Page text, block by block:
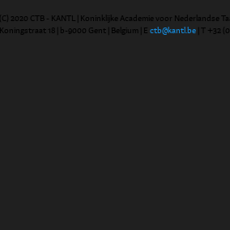
(C) 2020 CTB - KANTL | Koninklijke Academie voor Nederlandse
Koningstraat 18 | b-9000 Gent | Belgium | E ctb@kantl.be | T +32